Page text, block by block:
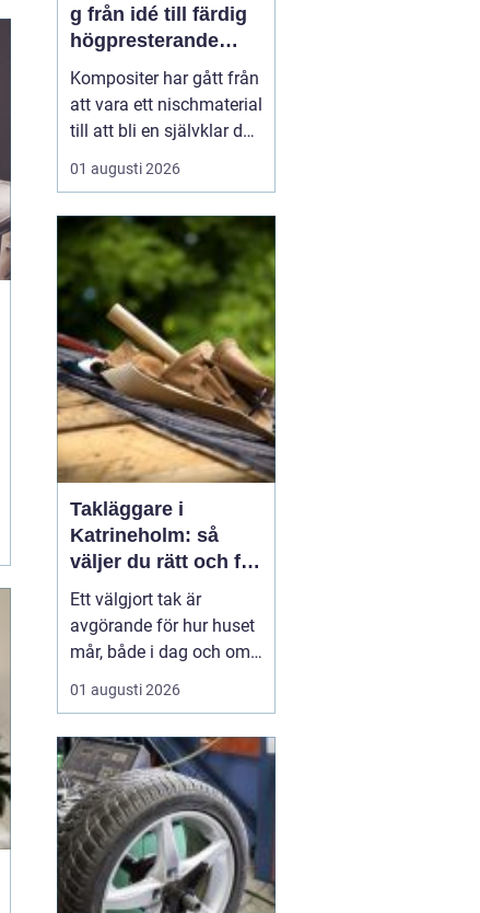
g från idé till färdig
högpresterande
produkt
Kompositer har gått från
att vara ett nischmaterial
till att bli en självklar del
i allt från vindkraftverk
och tåg till
specialfordon.
Komposittillverkning
handlar om att
kombinera två eller fler
material för att skapa
något som...
01 augusti 2026
Takläggare i
Katrineholm: så
väljer du rätt och får
ett tak som håller
Ett välgjort tak är
avgörande för hur huset
mår, både i dag och om
tjugo år. I Katrineholm
märks varje årstid
regniga höstar och heta
sommardagar sliter hårt
på...
01 augusti 2026